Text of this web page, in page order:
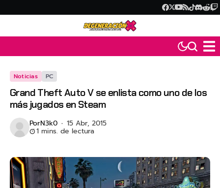
Noticias PC
Grand Theft Auto V se enlista como uno de los
más jugados en Steam
PorN3k0 15 Abr, 2015
1 mins. de lectura